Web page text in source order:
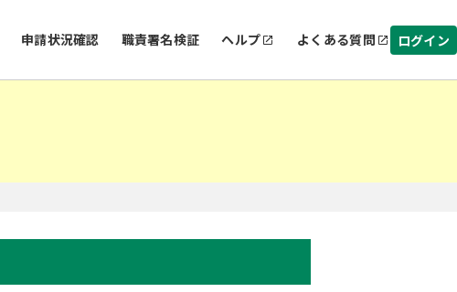
申請状況確認 職責署名検証 ヘルプ よくある質問 ログイン